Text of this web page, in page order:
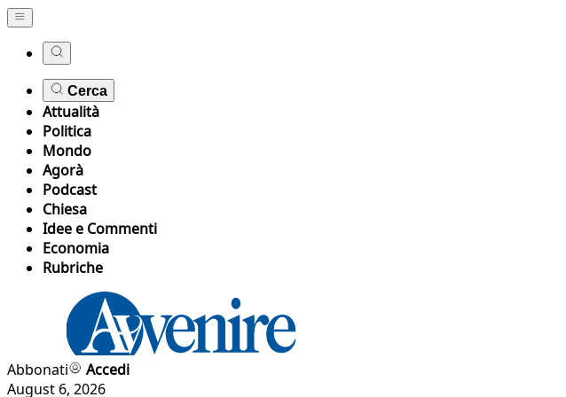
Cerca
Attualità
Politica
Mondo
Agorà
Podcast
Chiesa
Idee e Commenti
Economia
Rubriche
Abbonati
Accedi
August 6, 2026